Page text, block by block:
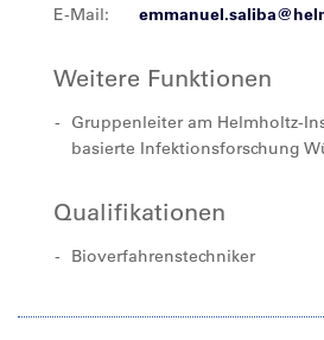
E-Mail:
Weitere Funktionen
Gruppenleiter am Helmholtz-
basierte Infektionsforschung
Qualifikationen
Bioverfahrenstechniker